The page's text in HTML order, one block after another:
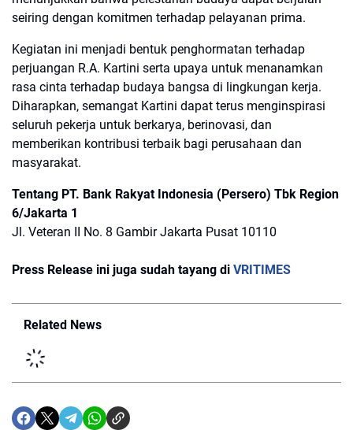
seiring dengan komitmen terhadap pelayanan prima.
Kegiatan ini menjadi bentuk penghormatan terhadap
perjuangan R.A. Kartini serta upaya untuk menanamkan
rasa cinta terhadap budaya bangsa di lingkungan kerja.
Diharapkan, semangat Kartini dapat terus menginspirasi
seluruh pekerja untuk berkarya, berinovasi, dan
memberikan kontribusi terbaik bagi perusahaan dan
masyarakat.
Tentang PT. Bank Rakyat Indonesia (Persero) Tbk Region
6/Jakarta 1
Jl. Veteran II No. 8 Gambir Jakarta Pusat 10110
Press Release ini juga sudah tayang di VRITIMES
Related News